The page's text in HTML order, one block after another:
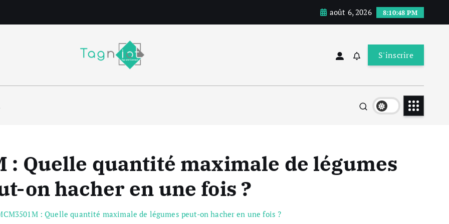
août 6, 2026 8:10:48 PM
S'inscrire
: Quelle quantité maximale de légumes
on hacher en une fois ?
: Quelle quantité maximale de légumes peut-on hacher en une fois ?